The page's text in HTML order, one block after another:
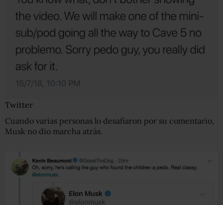
Twitter
Cuando varias personas lo desafiaron por su comentario,
Musk no dio marcha atrás.